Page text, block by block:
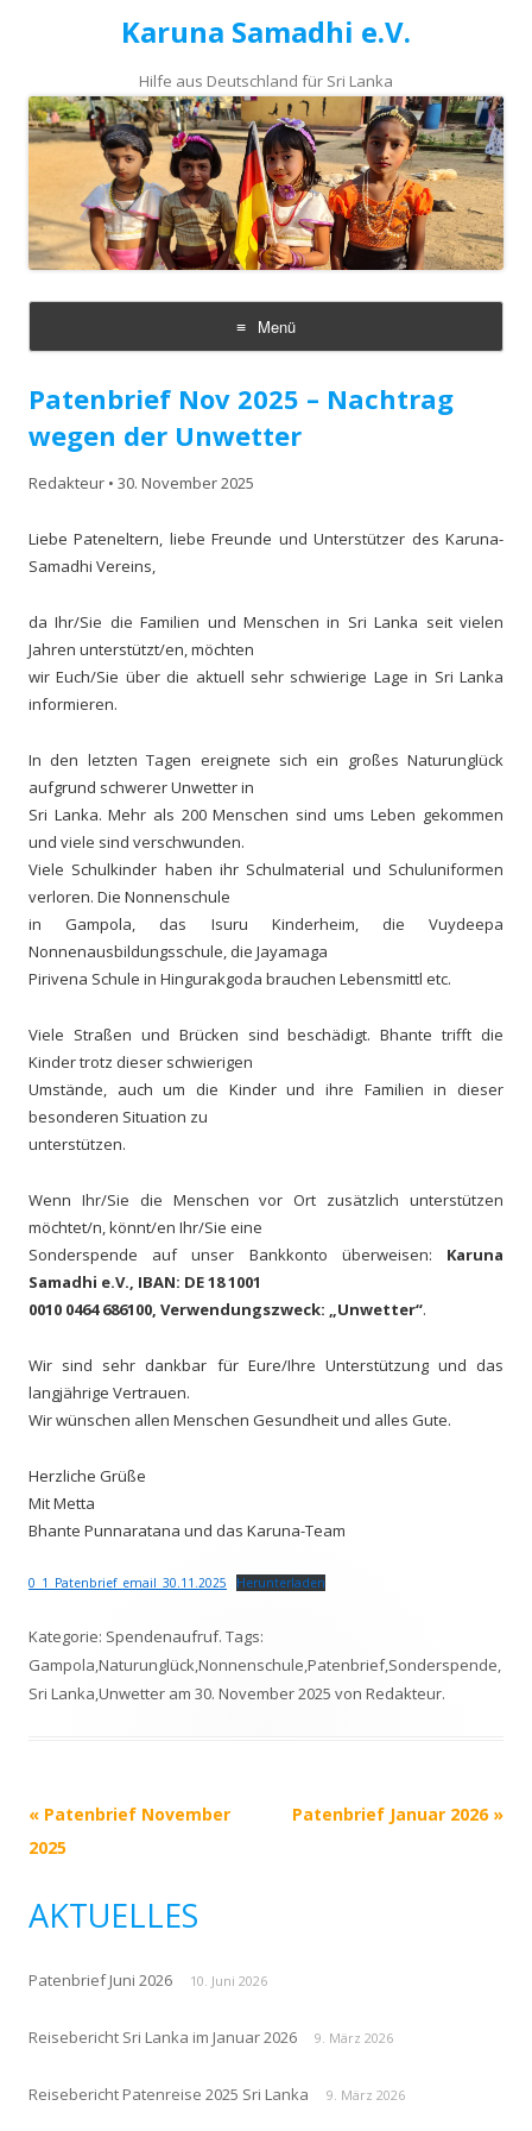
Karuna Samadhi e.V.
Hilfe aus Deutschland für Sri Lanka
Menü
Zum
springen
Patenbrief Nov 2025 – Nachtrag
wegen der Unwetter
Redakteur • 30. November 2025
Liebe Pateneltern, liebe Freunde und Unterstützer des Karuna-
Samadhi Vereins,
da Ihr/Sie die Familien und Menschen in Sri Lanka seit vielen
Jahren unterstützt/en, möchten
wir Euch/Sie über die aktuell sehr schwierige Lage in Sri Lanka
informieren.
In den letzten Tagen ereignete sich ein großes Naturunglück
aufgrund schwerer Unwetter in
Sri Lanka. Mehr als 200 Menschen sind ums Leben gekommen
und viele sind verschwunden.
Viele Schulkinder haben ihr Schulmaterial und Schuluniformen
verloren. Die Nonnenschule
in Gampola, das Isuru Kinderheim, die Vuydeepa
Nonnenausbildungsschule, die Jayamaga
Pirivena Schule in Hingurakgoda brauchen Lebensmittl etc.
Viele Straßen und Brücken sind beschädigt. Bhante trifft die
Kinder trotz dieser schwierigen
Umstände, auch um die Kinder und ihre Familien in dieser
besonderen Situation zu
unterstützen.
Wenn Ihr/Sie die Menschen vor Ort zusätzlich unterstützen
möchtet/n, könnt/en Ihr/Sie eine
Sonderspende auf unser Bankkonto überweisen: Karuna
Samadhi e.V., IBAN: DE 18 1001
0010 0464 686100, Verwendungszweck: „Unwetter“.
Wir sind sehr dankbar für Eure/Ihre Unterstützung und das
langjährige Vertrauen.
Wir wünschen allen Menschen Gesundheit und alles Gute.
Herzliche Grüße
Mit Metta
Bhante Punnaratana und das Karuna-Team
0_1_Patenbrief_email_30.11.2025 Herunterladen
Kategorie: Spendenaufruf. Tags:
Gampola,Naturunglück,Nonnenschule,Patenbrief,Sonderspende,
Sri Lanka,Unwetter am 30. November 2025 von Redakteur.
Beitrags-
Navigation
« Patenbrief November
2025
Patenbrief Januar 2026 »
AKTUELLES
Patenbrief Juni 2026 10. Juni 2026
Reisebericht Sri Lanka im Januar 2026 9. März 2026
Reisebericht Patenreise 2025 Sri Lanka 9. März 2026